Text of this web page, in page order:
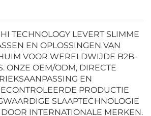
TECHNOLOGY LEVERT SLIMME
EN OPLOSSINGEN VAN
VOOR WERELDWIJDE B2B-
ONZE OEM/ODM, DIRECTE
EN
PRODUCTIE
SLAAPTECHNOLOGIE
INTERNATIONALE MERKEN.